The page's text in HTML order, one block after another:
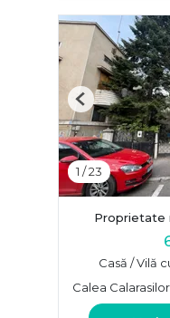
1 /23
Previous
Proprietate
Casă / Vilă
Calea